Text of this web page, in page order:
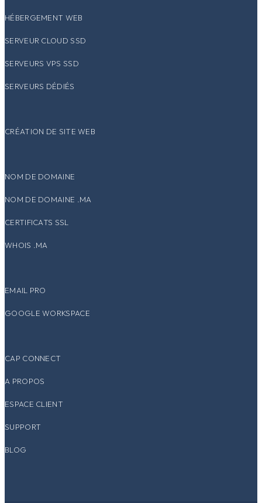
HÉBERGEMENT WEB
SERVEUR CLOUD SSD
SERVEURS VPS SSD
SERVEURS DÉDIÉS
CRÉATION DE SITE WEB
NOM DE DOMAINE
NOM DE DOMAINE .MA
CERTIFICATS SSL
WHOIS .MA
EMAIL PRO
GOOGLE WORKSPACE
CAP CONNECT
A PROPOS
ESPACE CLIENT
SUPPORT
BLOG